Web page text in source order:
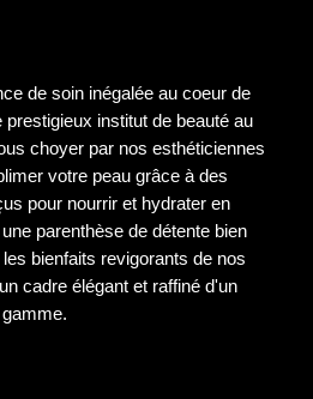
de soin inégalée au coeur de
institut de beauté au
choyer par nos esthéticiennes
votre peau grâce à des
pour nourrir et hydrater en
parenthèse de détente bien
bienfaits revigorants de nos
cadre élégant et raffiné d'un